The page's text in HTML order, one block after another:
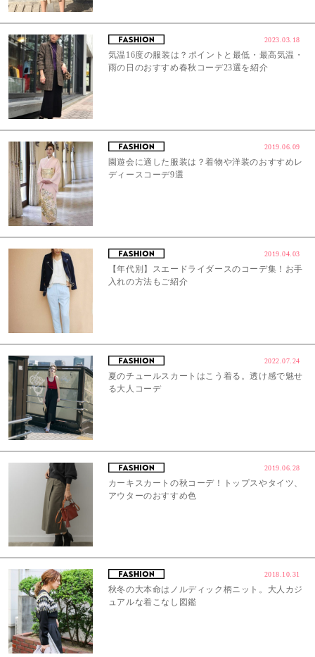
2023.03.18
気温16度の服装は？ポイントと最低・最高気温・
雨の日のおすすめ春秋コーデ23選を紹介
2019.06.09
園遊会に適した服装は？着物や洋装のおすすめレ
ディースコーデ9選
2019.04.03
【年代別】スエードライダースのコーデ集！お手
入れの方法もご紹介
2022.07.24
夏のチュールスカートはこう着る。透け感で魅せ
る大人コーデ
2019.06.28
カーキスカートの秋コーデ！トップスやタイツ、
アウターのおすすめ色
2018.10.31
秋冬の大本命はノルディック柄ニット。大人カジ
ュアルな着こなし図鑑